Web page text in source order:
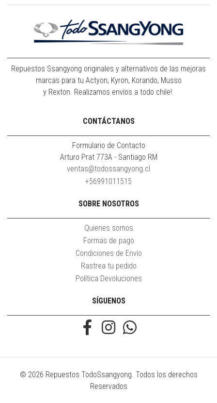
Repuestos Ssangyong originales y alternativos de las mejoras
marcas para tu Actyon, Kyron, Korando, Musso
y Rexton. Realizamos envíos a todo chile!
CONTÁCTANOS
Formulario de Contacto
Arturo Prat 773A - Santiago RM
ventas@todossangyong.cl
+56991011515
SOBRE NOSOTROS
Quienes somos
Formas de pago
Condiciones de Envío
Rastrea tu pedido
Política Devoluciones
SÍGUENOS
© 2026 Repuestos TodoSsangyong. Todos los derechos
Reservados